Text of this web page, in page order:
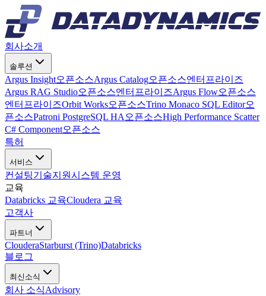
회사소개
솔루션
Argus Insight오픈소스Argus Catalog오픈소스엔터프라이즈
Argus RAG Studio오픈소스엔터프라이즈Argus Flow오픈소스
엔터프라이즈Orbit Works오픈소스Trino Monaco SQL Editor오
픈소스Patroni PostgreSQL HA 오픈소스High Performance Scatter
C# Component오픈소스
특허
서비스
컨설팅기술지원시스템 운영
교육
Databricks 교육Cloudera 교육
고객사
파트너
ClouderaStarburst (Trino)Databricks
블로그
최신소식
회사 소식Advisory